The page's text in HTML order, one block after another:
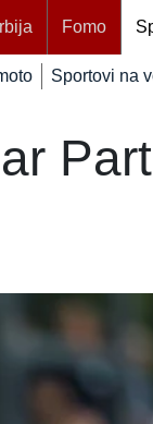
Fomo
Sportovi na